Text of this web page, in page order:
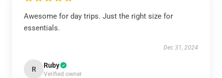
Awesome for day trips. Just the right size for
essentials.
Dec 31, 2024
R Ruby
Verified owner